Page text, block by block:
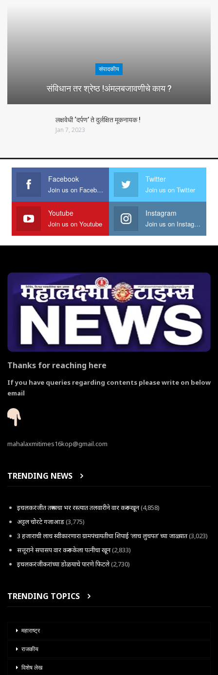
संपादकीय
संविधान तर श्रेष्ठ !अंमलबजावणीचे काय ?
लक्षवेधी ‘दर्पण’ ते दुर्लक्षित मूकनायक !
Jan 7, 2023
Facebook
Join us on Facebook
Twitter
Join us on Twitter
Youtube
Join us on Youtube
Instagram
Join us on Instagram
Thanks for reaching here
If you have queries regarding contents please write on below
email
mahalaxmitimes16kop@gmail.com
TRENDING NEWS
इचलकरंजीत तरूणाचा भर रस्त्यात तलवारीने वार करून खून(4,858)
अट्टल चोरटे गजाआड(3,775)
3 हजाराची लाच स्वीकारणारा ग्रामपंचायतीचा शिपाई ‘लाच लुचपत’ च्या जाळ्यात(3,023)
सत्तूराने सपासप वार करून केला पत्नीचा खून(2,833)
इचलकरंजीकरांच्या डोळयाचे पारणे फिटले(2,730)
TRENDING TOPICS
महाराष्ट्र
राजकीय
विशेष लेख